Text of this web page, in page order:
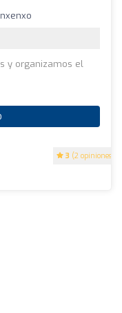
3 (2 opiniones)
y organizamos el